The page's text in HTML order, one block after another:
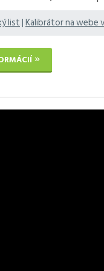
list|Kalibrátor na webe